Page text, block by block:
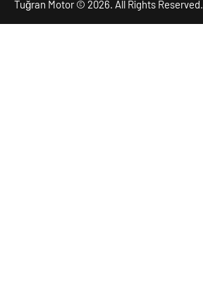
Tuğran Motor© 2026. All Rights Reserved.